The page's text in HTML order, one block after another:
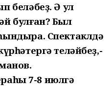
беләбеҙ. Ә ул
булған? Был
Спектаклдә
теләйбеҙ,-
7-8 июлгә